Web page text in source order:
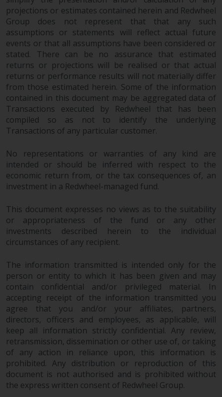
Investmentfonds, Anlegern
bestimmte regelmäßige und
standardisierte Preis- und
Bewertungsinformationen zur
Verfügung zu stellen. Qualifizierte
potenzielle Anleger sollten vor
einer Anlage in diese Fonds das
Angebotsprospekt und andere
zugehörige Fondsdokumente
konsultieren, um eine
vollständige Liste der Risiken und
andere relevante Informationen
zu erhalten.
Diese Website beschreibt die
Fähigkeiten von Redwheel und
dient nur zu
auf dieser Website enthaltenen
Materialien soll ein
Verkaufsangebot oder eine
Aufforderung oder Aufforderung
zur Abgabe eines Angebots zum
Kauf von Produkten oder
Dienstleistungen darstellen, die
von Redwheel oder einem seiner
verbundenen Unternehmen
bereitgestellt werden, und darf
nicht im Zusammenhang mit
projections or estimates contained herein and Redwheel
Group does not represent that that any such
assumptions or statements will reflect actual future
events or that all assumptions have been considered or
stated. There can be no assurance that estimated
returns or projections will be realised or that actual
returns or performance results will not materially differ
from those estimated herein. Some of the information
contained in this document may be aggregated data of
Transactions executed by Redwheel that has been
compiled so as not to identify the underlying
Transactions of any particular customer.
No representations or warranties of any kind are
intended or should be inferred with respect to the
economic return from, or the tax consequences of, an
investment in a Redwheel-managed fund.
This document expresses no views as to the suitability
or appropriateness of the fund or any other
investments described herein to the individual
circumstances of any recipient.
The information transmitted is intended only for the
person or entity to which it has been given and may
contain confidential and/or privileged material. In
accepting receipt of the information transmitted you
agree that you and/or your affiliates, partners,
directors, officers and employees, as applicable, will
keep all information strictly confidential. Any review,
retransmission, dissemination or other use of, or taking
of any action in reliance upon, this information is
prohibited. Any distribution or reproduction of this
document is not authorised and is prohibited without
the express written consent of Redwheel Group.